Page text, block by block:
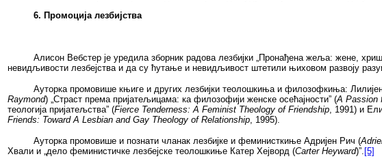
6. Промоција лезбијства
Алисон Вебстер је уредила зборник радова лезбијки „Пронађена жеља: жене,
невидљивости лезбејства и да су ћутање и невидљивост штетили њиховом развоју
Ауторка промовише књиге и других лезбијки теолошкиња и филозофкиња:
Raymond) „Страст према пријатељицама: ка филозофији женске осећајности” (А Passion
теологија пријатељства” (Fierce Tenderness: A Feminist Theology of Friendship, 1991) и
Friends: Toward A Lesbian and Gay Theology of Relationship, 1995).
Ауторка промовише и познати чланак лезбијке и феминисткиње Адријен Рич (Adriе
Хвали и „дело феминистичке лезбејске теолошкиње Катер Хејвoрд (Carter Heyward)”. [5]